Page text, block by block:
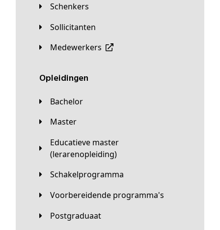
Schenkers
Sollicitanten
Medewerkers
Opleidingen
Bachelor
Master
Educatieve master
(lerarenopleiding)
Schakelprogramma
Voorbereidende programma's
Postgraduaat